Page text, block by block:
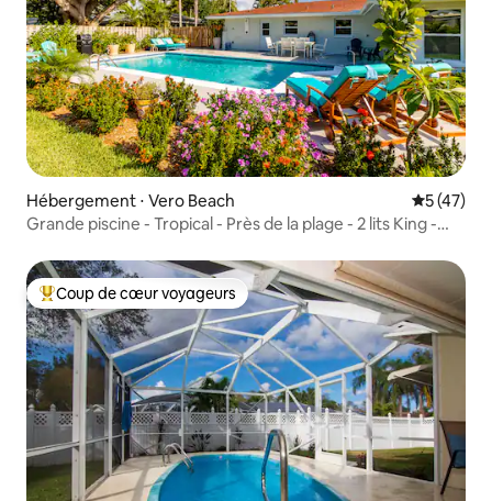
Hébergement ⋅ Vero Beach
5 (47)
Grande piscine - Tropical - Près de la plage - 2 lits King -
Coups de cœur voyageurs les plus appréciés
Coup de cœur voyageurs